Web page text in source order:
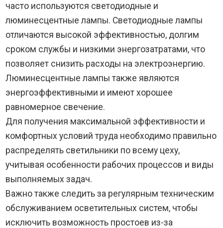
часто используются светодиодные и
люминесцентные лампы. Светодиодные лампы
отличаются высокой эффективностью, долгим
сроком службы и низкими энергозатратами, что
позволяет снизить расходы на электроэнергию.
Люминесцентные лампы также являются
энергоэффективными и имеют хорошее
равномерное свечение.
Для получения максимальной эффективности и
комфортных условий труда необходимо правильно
распределять светильники по всему цеху,
учитывая особенности рабочих процессов и виды
выполняемых задач.
Важно также следить за регулярным техническим
обслуживанием осветительных систем, чтобы
исключить возможность простоев из-за